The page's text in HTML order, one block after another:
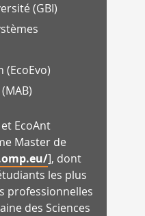
(GBI)
(EcoEvo)
et EcoAnt
Master de
], dont
les plus
professionnelles
des Sciences